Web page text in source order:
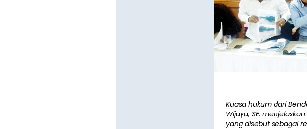
Kuasa hukum dari
Wijaya, SE,
yang disebut sebagai